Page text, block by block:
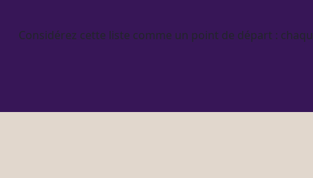
Considérez cette liste comme un point de départ :